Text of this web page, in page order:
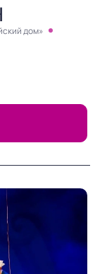
дом»